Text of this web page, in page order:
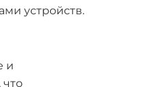
устройств.
и